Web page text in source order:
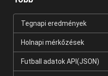
Tegnapi eredmények
Holnapi mérkőzések
Futball adatok API(JSON)